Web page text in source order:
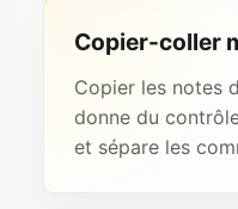
Copier-coller
Copier les notes
donne du
et sépare les